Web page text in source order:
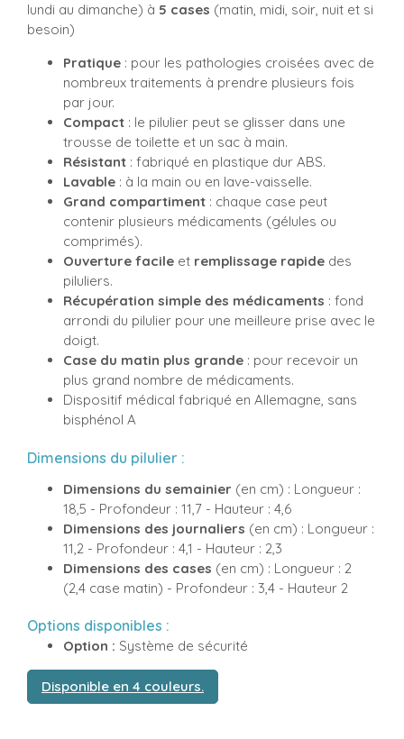
lundi au dimanche) à 5 cases (matin, midi, soir, nuit et si
besoin)
Pratique : pour les pathologies croisées avec de
nombreux traitements à prendre plusieurs fois
par jour.
Compact : le pilulier peut se glisser dans une
trousse de toilette et un sac à main.
Résistant : fabriqué en plastique dur ABS.
Lavable : à la main ou en lave-vaisselle.
Grand compartiment : chaque case peut
contenir plusieurs médicaments (gélules ou
comprimés).
Ouverture facile et remplissage rapide des
piluliers.
Récupération simple des médicaments : fond
arrondi du pilulier pour une meilleure prise avec le
doigt.
Case du matin plus grande : pour recevoir un
plus grand nombre de médicaments.
Dispositif médical fabriqué en Allemagne, sans
bisphénol A
Dimensions du pilulier :
Dimensions du semainier (en cm) : Longueur :
18,5 - Profondeur : 11,7 - Hauteur : 4,6
Dimensions des journaliers (en cm) : Longueur :
11,2 - Profondeur : 4,1 - Hauteur : 2,3
Dimensions des cases (en cm) : Longueur : 2
(2,4 case matin) - Profondeur : 3,4 - Hauteur 2
Options disponibles :
Option : Système de sécurité
Disponible en 4 couleurs.